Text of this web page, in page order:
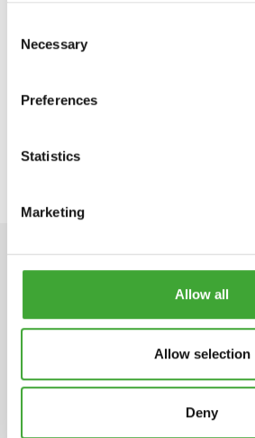
Selection
Necessary
Preferences
Statistics
Marketing
Allow all
Allow selection
Deny
Schinkeldijkje 16 L